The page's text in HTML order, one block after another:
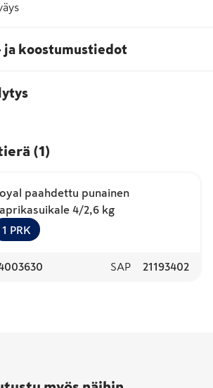
ja koostumustiedot
(1 )
paahdettu punainen
4/2,6 kg
1 PRK
SAP 21193402